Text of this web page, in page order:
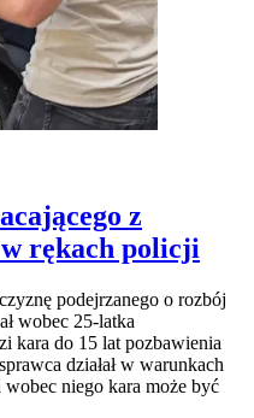
z
w rękach policji
podejrzanego o rozbój
wobec 25-latka
kara do 15 lat pozbawienia
działał w warunkach
niego kara może być